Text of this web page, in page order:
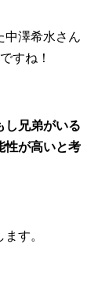
中澤希水さん
すね！
し兄弟がいる
性が高いと考
す。